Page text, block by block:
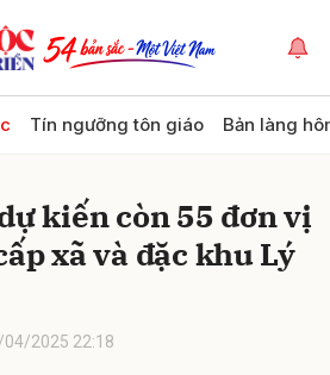
Tín ngưỡng tôn giáo Bản làng
kiến còn 55 đơn vị
xã và đặc khu Lý
04/2025 22:18